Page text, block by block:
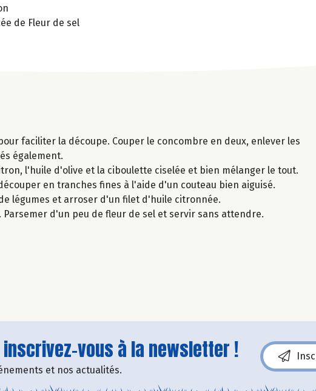
de Fleur de sel
faciliter la découpe. Couper le concombre en deux, enlever les
également.
l'huile d'olive et la ciboulette ciselée et bien mélanger le tout.
en tranches fines à l'aide d'un couteau bien aiguisé.
légumes et arroser d'un filet d'huile citronnée.
d'un peu de fleur de sel et servir sans attendre.
vous à la newsletter !
et nos actualités.